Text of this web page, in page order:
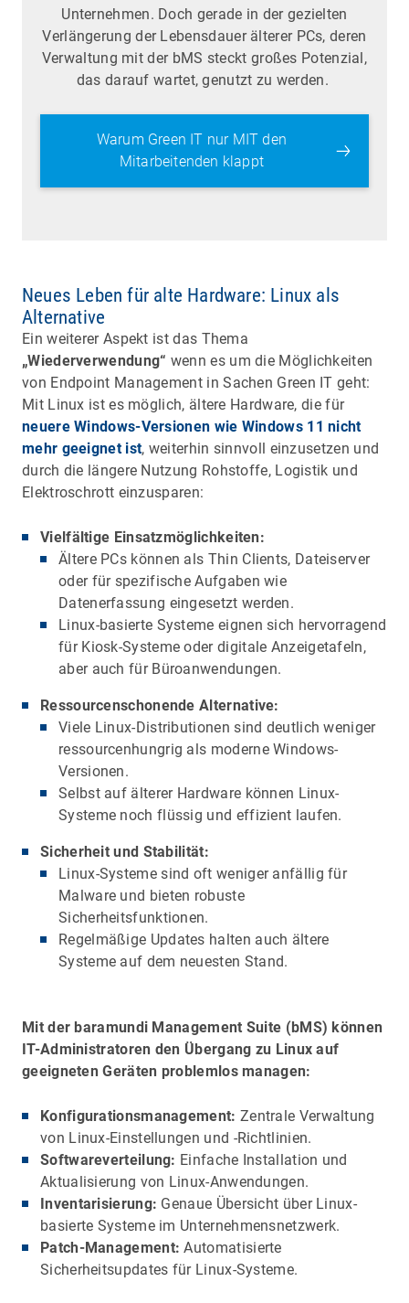
Unternehmen. Doch gerade in der gezielten
Verlängerung der Lebensdauer älterer PCs, deren
Verwaltung mit der bMS steckt großes Potenzial,
das darauf wartet, genutzt zu werden.
Warum Green IT nur MIT den
Mitarbeitenden klappt
Neues Leben für alte Hardware: Linux als
Alternative
Ein weiterer Aspekt ist das Thema
„Wiederverwendung“ wenn es um die Möglichkeiten
von Endpoint Management in Sachen Green IT geht:
Mit Linux ist es möglich, ältere Hardware, die für
neuere Windows-Versionen wie Windows 11 nicht
mehr geeignet ist, weiterhin sinnvoll einzusetzen und
durch die längere Nutzung Rohstoffe, Logistik und
Elektroschrott einzusparen:
Vielfältige Einsatzmöglichkeiten:
Ältere PCs können als Thin Clients, Dateiserver
oder für spezifische Aufgaben wie
Datenerfassung eingesetzt werden.
Linux-basierte Systeme eignen sich hervorragend
für Kiosk-Systeme oder digitale Anzeigetafeln,
aber auch für Büroanwendungen.
Ressourcenschonende Alternative:
Viele Linux-Distributionen sind deutlich weniger
ressourcenhungrig als moderne Windows-
Versionen.
Selbst auf älterer Hardware können Linux-
Systeme noch flüssig und effizient laufen.
Sicherheit und Stabilität:
Linux-Systeme sind oft weniger anfällig für
Malware und bieten robuste
Sicherheitsfunktionen.
Regelmäßige Updates halten auch ältere
Systeme auf dem neuesten Stand.
Mit der baramundi Management Suite (bMS) können
IT-Administratoren den Übergang zu Linux auf
geeigneten Geräten problemlos managen:
Konfigurationsmanagement: Zentrale Verwaltung
von Linux-Einstellungen und -Richtlinien.
Softwareverteilung: Einfache Installation und
Aktualisierung von Linux-Anwendungen.
Inventarisierung: Genaue Übersicht über Linux-
basierte Systeme im Unternehmensnetzwerk.
Patch-Management: Automatisierte
Sicherheitsupdates für Linux-Systeme.